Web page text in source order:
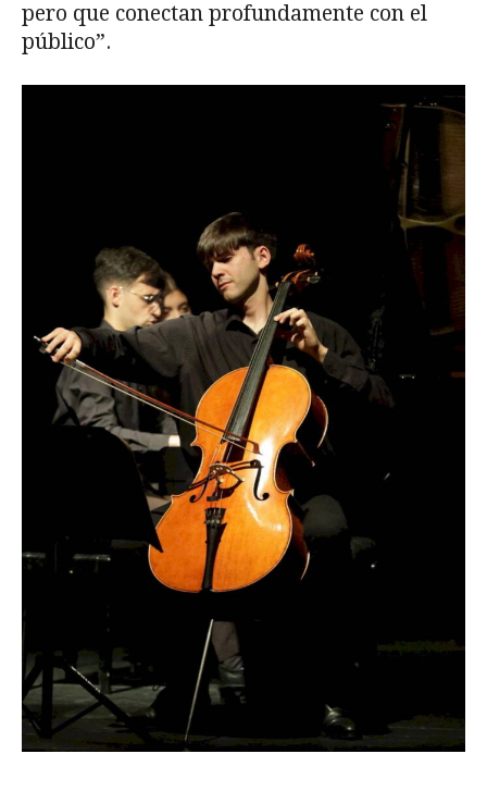
pero que conectan profundamente con el
público”.